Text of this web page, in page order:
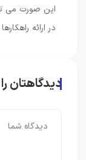
این صورت می توان
در ارائه راهکارها
دیدگاهتان را